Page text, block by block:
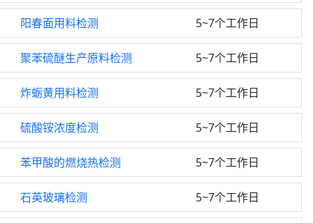
阳春面用料检测 5~7个工作日
聚苯硫醚生产原料检测 5~7个工作日
炸蛎黄用料检测 5~7个工作日
硫酸铵浓度检测 5~7个工作日
苯甲酸的燃烧热检测 5~7个工作日
石英玻璃检测 5~7个工作日